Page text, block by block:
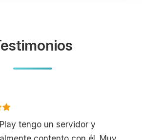
tengo un servidor y